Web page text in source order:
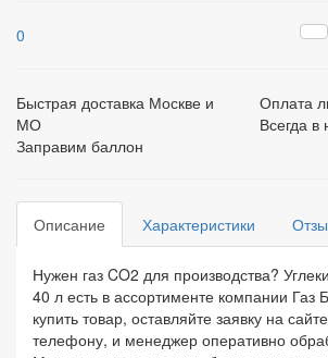
0
Быстрая доставка Москве и
МО
Оплата
Всегда в
Заправим баллон
Описание Характеристики
Нужен газ CO2 для производства?
40 л есть в ассортименте компании Газ
купить товар, оставляйте заявку на
телефону, и менеджер оперативно